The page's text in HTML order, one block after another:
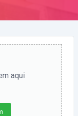
aqui